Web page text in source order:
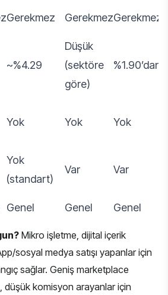
Gerekmez GerekmezGerekmez
~%4.29
Düşük
(sektöre
göre)
%1.90’dan
Yok Yok Yok
Yok
(standart)
Var Var
Genel Genel Genel
Mikro işletme, dijital içerik
sosyal medya satışı yapanlar için
sağlar. Geniş marketplace
düşük komisyon arayanlar için